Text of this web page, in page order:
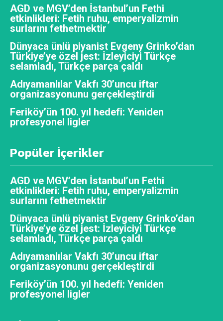
AGD ve MGV’den İstanbul’un Fethi
etkinlikleri: Fetih ruhu, emperyalizmin
surlarını fethetmektir
Dünyaca ünlü piyanist Evgeny Grinko’dan
Türkiye’ye özel jest: İzleyiciyi Türkçe
selamladı, Türkçe parça çaldı
Adıyamanlılar Vakfı 30’uncu iftar
organizasyonunu gerçekleştirdi
Feriköy’ün 100. yıl hedefi: Yeniden
profesyonel ligler
Popüler İçerikler
AGD ve MGV’den İstanbul’un Fethi
etkinlikleri: Fetih ruhu, emperyalizmin
surlarını fethetmektir
Dünyaca ünlü piyanist Evgeny Grinko’dan
Türkiye’ye özel jest: İzleyiciyi Türkçe
selamladı, Türkçe parça çaldı
Adıyamanlılar Vakfı 30’uncu iftar
organizasyonunu gerçekleştirdi
Feriköy’ün 100. yıl hedefi: Yeniden
profesyonel ligler